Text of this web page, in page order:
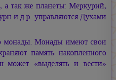
так же планеты: Меркурий,
и д.р. управляются Духами
монады. Монады имеют свои
память накопленного
«выделять и вести»